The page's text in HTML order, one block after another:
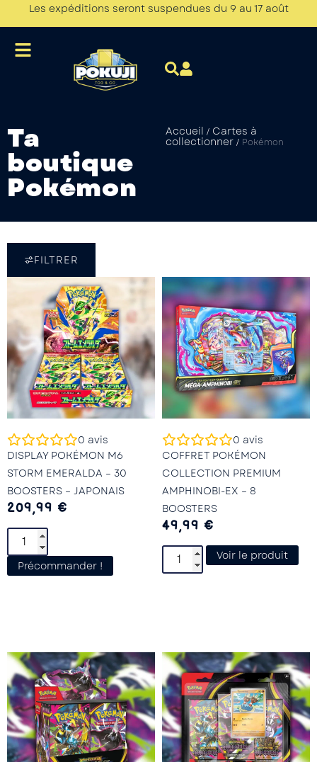
Les expéditions seront suspendues du 9 au 17 août
Ta
boutique
Pokémon
Accueil / Cartes à
collectionner / Pokémon
FILTRER
0 avis
DISPLAY POKÉMON M6
STORM EMERALDA – 30
BOOSTERS – JAPONAIS
209,99 €
Précommander !
0 avis
COFFRET POKÉMON
COLLECTION PREMIUM
AMPHINOBI-EX – 8
BOOSTERS
49,99 €
Voir le produit